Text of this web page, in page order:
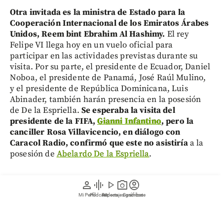
person
Mi Perfil
graphic_eq
Pódcast
play_arrow
Videos
photo_camera
Reportajes gráficos
account_circle
Suscríbete
Otra invitada es la ministra de Estado para la
Cooperación Internacional de los Emiratos Árabes
Unidos, Reem bint Ebrahim Al Hashimy. El rey
Felipe VI llega hoy en un vuelo oficial para
participar en las actividades previstas durante su
visita. Por su parte, el presidente de Ecuador, Daniel
Noboa, el presidente de Panamá, José Raúl Mulino,
y el presidente de República Dominicana, Luis
Abinader, también harán presencia en la posesión
de De la Espriella. Se esperaba la visita del
presidente de la FIFA,Gianni Infantino, pero la
canciller Rosa Villavicencio, en diálogo con
Caracol Radio, confirmó que este no asistiríaa la
posesión de Abelardo De la Espriella.
“La verdad no sé por qué no van a venir. Creo que
pues los cambios de ciudad, el poco tiempo con el